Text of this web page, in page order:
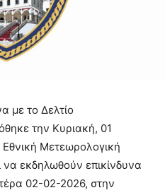
με το Δελτίο
την Κυριακή, 01
Μετεωρολογική
εκδηλωθούν επικίνδυνα
02-02-2026, στην